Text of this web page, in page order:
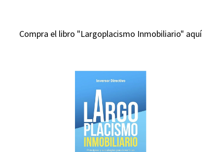
Compra el libro "Largoplacismo Inmobiliario" aquí